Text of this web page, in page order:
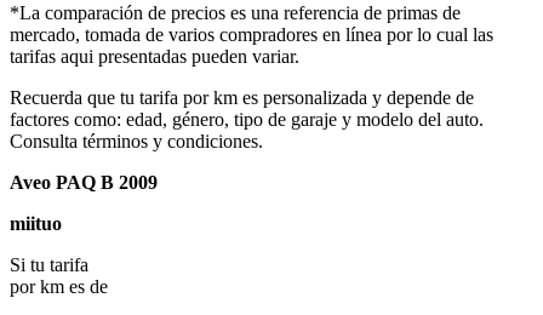
*La comparación de precios es una referencia de primas de
mercado, tomada de varios compradores en línea por lo cual las
tarifas aqui presentadas pueden variar.
Recuerda que tu tarifa por km es personalizada y depende de
factores como: edad, género, tipo de garaje y modelo del auto.
Consulta términos y condiciones.
Aveo PAQ B 2009
miituo
Si tu tarifa
por km es de